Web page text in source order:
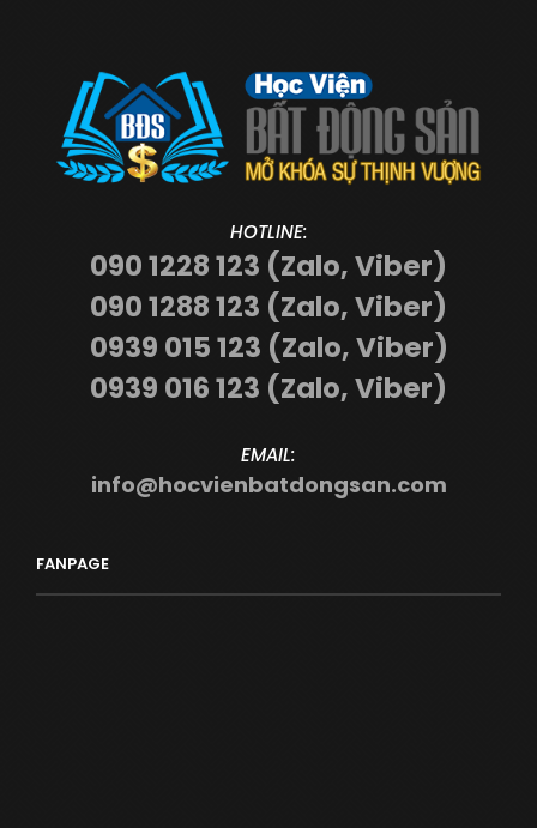
HOTLINE:
090 1228 123 (Zalo, Viber)
090 1288 123 (Zalo, Viber)
0939 015 123 (Zalo, Viber)
0939 016 123 (Zalo, Viber)
EMAIL:
info@hocvienbatdongsan.com
FANPAGE